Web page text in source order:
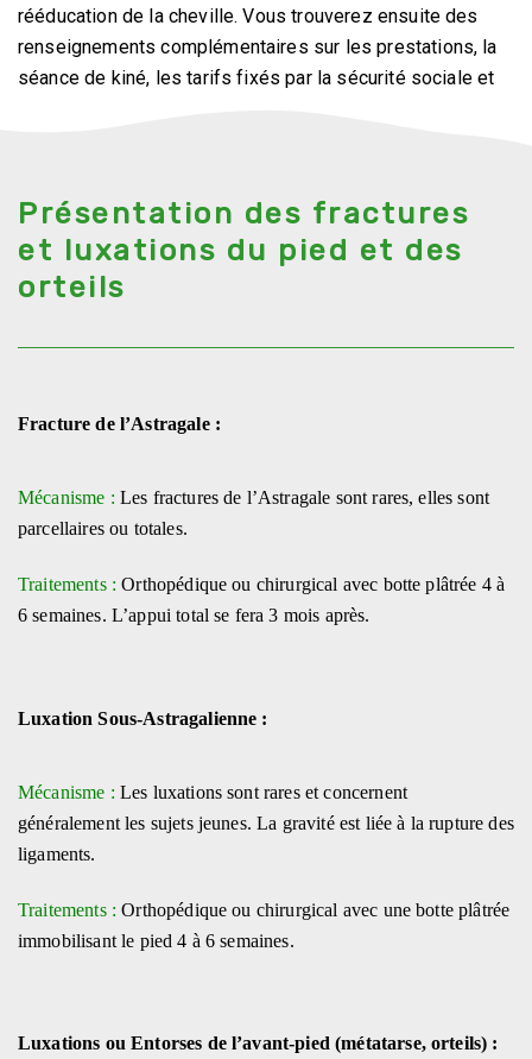
rééducation de la cheville. Vous trouverez ensuite des
renseignements complémentaires sur les prestations, la
séance de kiné, les tarifs fixés par la sécurité sociale et
Présentation des fractures
et luxations du pied et des
orteils
Fracture de l’Astragale :
Mécanisme : Les fractures de l’Astragale sont rares, elles sont
parcellaires ou totales.
Traitements : Orthopédique ou chirurgical avec botte plâtrée 4 à
6 semaines. L’appui total se fera 3 mois après.
Luxation Sous-Astragalienne :
Mécanisme : Les luxations sont rares et concernent
généralement les sujets jeunes. La gravité est liée à la rupture des
ligaments.
Traitements : Orthopédique ou chirurgical avec une botte plâtrée
immobilisant le pied 4 à 6 semaines.
Luxations ou Entorses de l’avant-pied (métatarse, orteils) :